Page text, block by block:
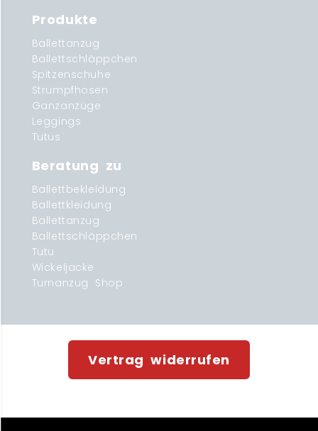
Produkte
Ballettanzug
Ballettschläppchen
Spitzenschuhe
Strumpfhosen
Ganzanzüge
Leggings
Tutus
Beratung zu
Ballettbekleidung
Ballettkleidung
Ballettanzug
Ballettschläppchen
Tutu
Wickeljacke
Turnanzug Shop
Vertrag widerrufen